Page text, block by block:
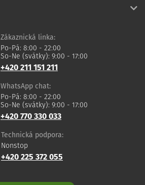
Zákaznická linka:
Po-Pá: 8:00 - 22:00
So-Ne (svátky): 9:00 - 17:00
+420 211 151 211
WhatsApp chat:
Po-Pá: 8:00 - 22:00
So-Ne (svátky): 9:00 - 17:00
+420 770 330 033
Technická podpora:
Nonstop
+420 225 372 055